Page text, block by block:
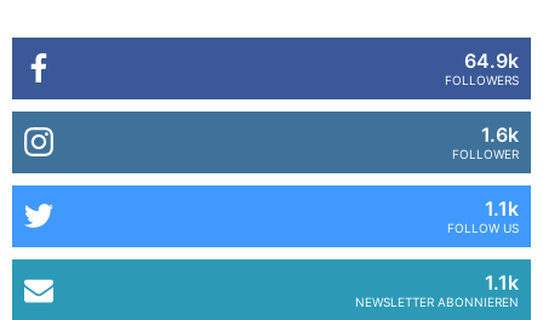
64.9k
FOLLOWERS
1.6k
FOLLOWER
1.1k
FOLLOW US
1.1k
NEWSLETTER ABONNIEREN